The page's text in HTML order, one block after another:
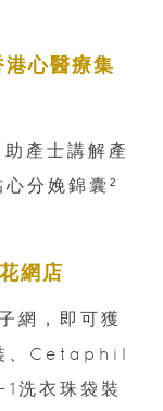
心醫療集
產士講解產
分娩錦囊²
網店
網，即可獲
、Cetaphil
洗衣珠袋裝